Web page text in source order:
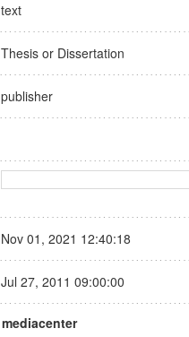
text
Thesis or Dissertation
publisher
Nov 01, 2021 12:40:18
Jul 27, 2011 09:00:00
mediacenter